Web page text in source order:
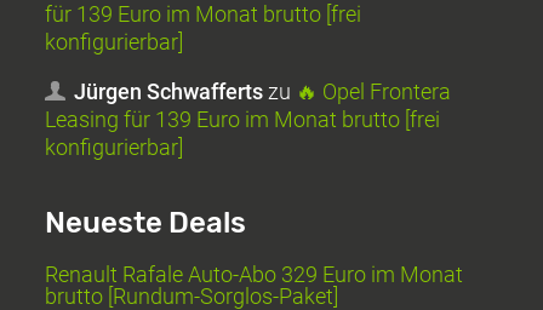
für 139 Euro im Monat brutto [frei
konfigurierbar]
Jürgen Schwafferts zu 🔥 Opel Frontera
Leasing für 139 Euro im Monat brutto [frei
konfigurierbar]
Neueste Deals
Renault Rafale Auto-Abo 329 Euro im Monat
brutto [Rundum-Sorglos-Paket]